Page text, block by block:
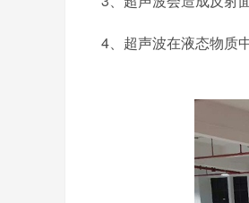
4、超声波在液态物质